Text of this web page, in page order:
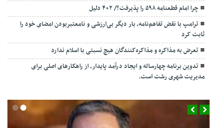
چرا امام قطعنامه ۵۹۸ را پذیرفت؟/ ۲+۴ دلیل
ترامپ با نقض تفاهم‌نامه، بار دیگر بی‌ارزشی و نامعتبربودن امضای خود را
ثابت کرد
تعرض به مذاکره و مذاکره‌کنندگان هیچ نسبتی با اسلام ندارد
تدوین برنامه چهارساله و ایجاد درآمد پایدار، از راهکارهای اصلی برای
مدیریت شهری رشت است.